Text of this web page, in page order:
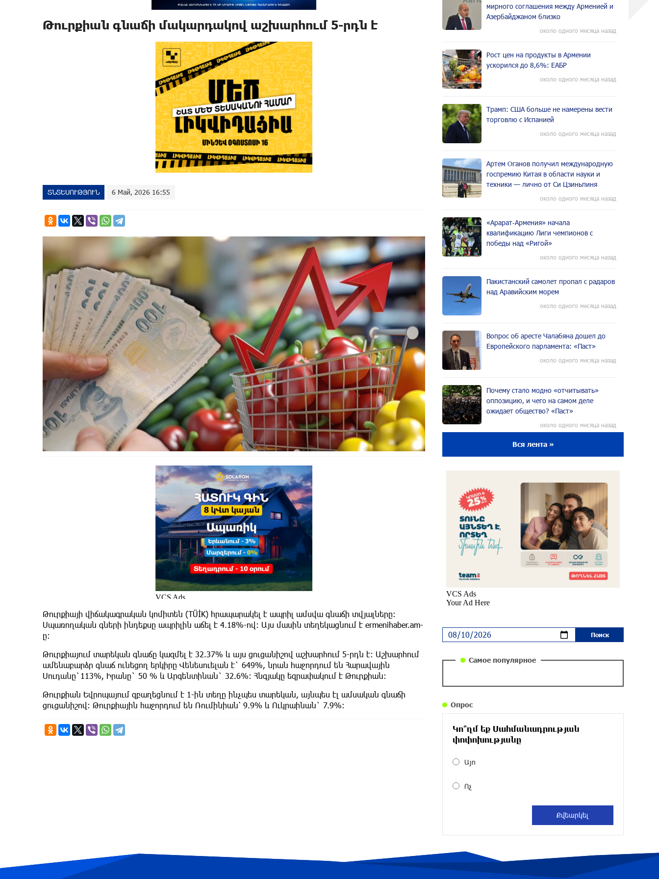
Թուրքիան գնաճի մակարդակով աշխարհում 5-րդն է
ՏՆՏԵՍՈՒԹՅՈՒՆ 6 Май, 2026 16:55
Թուրքիայի վիճակագրական կոմիտեն (TÜİK) հրապարակել է ապրիլ ամսվա գնաճի տվյալները։
Սպառողական գների ինդեքսը ապրիլին աճել է 4.18%-ով։ Այս մասին տեղեկացնում է ermenihaber.am-
ը։
Թուրքիայում տարեկան գնաճը կազմել է 32.37% և այս ցուցանիշով աշխարհում 5-րդն է։ Աշխարհում
ամենաբարձր գնաճ ունեցող երկիրը Վենեսուելան է` 649%, նրան հաջորդում են Հարավային
Սուդանը`113%, Իրանը` 50 % և Արգենտինան` 32.6%։ Հնգյակը եզրափակում է Թուրքիան։
Թուրքիան Եվրոպայում զբաղեցնում է 1-ին տեղը ինչպես տարեկան, այնպես էլ ամսական գնաճի
ցուցանիշով։ Թուրքիային հաջորդում են Ռումինիան՝ 9.9% և Ուկրաինան` 7.9%։
мирного соглашения между Арменией и
Азербайджаном близко
около одного месяца назад
Рост цен на продукты в Армении
ускорился до 8,6%: ЕАБР
около одного месяца назад
Трамп: США больше не намерены вести
торговлю с Испанией
около одного месяца назад
Артем Оганов получил международную
госпремию Китая в области науки и
техники — лично от Си Цзиньпиня
около одного месяца назад
«Арарат‑Армения» начала
квалификацию Лиги чемпионов с
победы над «Ригой»
около одного месяца назад
Пакистанский самолет пропал с радаров
над Аравийским морем
около одного месяца назад
Вопрос об аресте Чалабяна дошел до
Европейского парламента: «Паст»
около одного месяца назад
Почему стало модно «отчитывать»
оппозицию, и чего на самом деле
ожидает общество? «Паст»
около одного месяца назад
Ложная дилемма мандатов: почему тема
парламентского бойкота оппозиции -
около одного месяца назад
Правовой терроризм как начало
падения власти: пример Гагика
Царукяна и горькие уроки истории:
«Паст»
около одного месяца назад
Размик Марукян стал обладателем
«Росатом» готов построить новые АЭС,
Оппозиция Грузии отказалась от
мандатов и получила обратный
эффект: Нарек Карапетян
Российская теннисистка Алина Чараева
будет представлять Армению
Вся лента »
Самое популярное
Опрос
Կո՞ղմ եք Սահմանադրության
փոփոխությանը
Այո
Ոչ